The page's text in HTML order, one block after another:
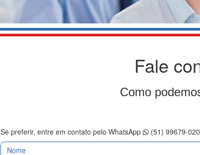
Fale
Como
Se preferir, entre em contato pelo WhatsApp
(51) 99679-
Nome